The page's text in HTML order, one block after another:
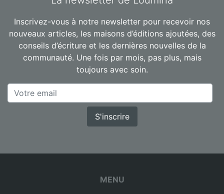
Inscrivez-vous à notre newsletter pour recevoir nos
nouveaux articles, les maisons d’éditions ajoutées, des
conseils d’écriture et les dernières nouvelles de la
communauté. Une fois par mois, pas plus, mais
toujours avec soin.
S'inscrire
MENU